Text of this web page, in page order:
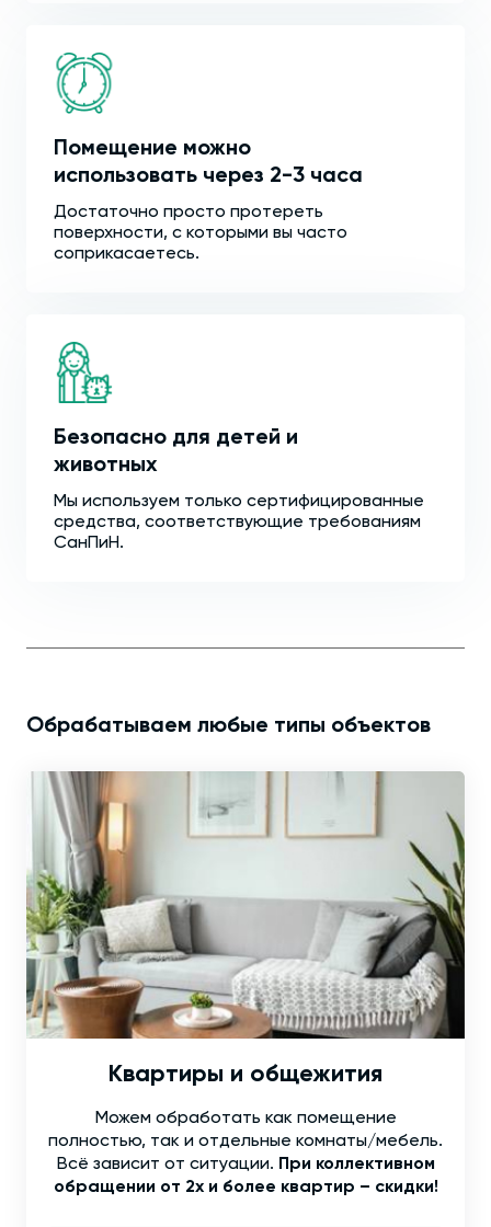
Помещение можно
использовать через 2-3 часа
Достаточно просто протереть
поверхности, с которыми вы часто
соприкасаетесь.
Безопасно для детей и
животных
Мы используем только сертифицированные
средства, соответствующие требованиям
СанПиН.
Обрабатываем любые типы объектов
Квартиры и общежития
Можем обработать как помещение
полностью, так и отдельные комнаты/мебель.
Всё зависит от ситуации. При коллективном
обращении от 2х и более квартир – скидки!